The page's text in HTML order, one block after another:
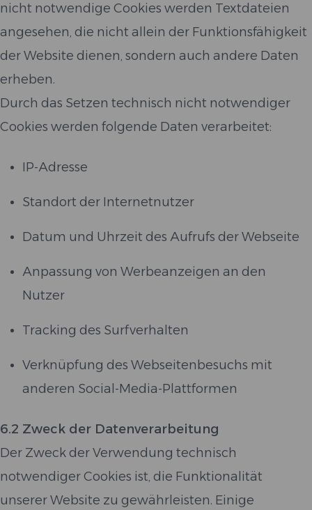
nicht notwendige Cookies werden Textdateien
angesehen, die nicht allein der Funktionsfähigkeit
der Website dienen, sondern auch andere Daten
erheben.
Durch das Setzen technisch nicht notwendiger
Cookies werden folgende Daten verarbeitet:
IP-Adresse
Standort der Internetnutzer
Datum und Uhrzeit des Aufrufs der Webseite
Anpassung von Werbeanzeigen an den
Nutzer
Tracking des Surfverhalten
Verknüpfung des Webseitenbesuchs mit
anderen Social-Media-Plattformen
6.2 Zweck der Datenverarbeitung
Der Zweck der Verwendung technisch
notwendiger Cookies ist, die Funktionalität
unserer Website zu gewährleisten. Einige